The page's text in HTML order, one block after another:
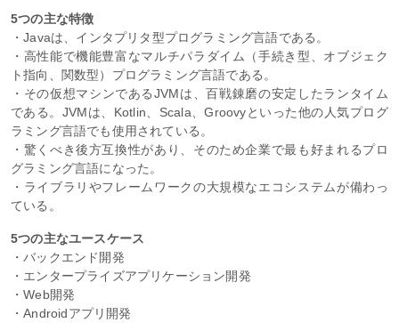
5つの主な特徴
・Javaは、インタプリタ型プログラミング言語である。
・高性能で機能豊富なマルチパラダイム（手続き型、オブジェク
ト指向、関数型）プログラミング言語である。
・その仮想マシンであるJVMは、百戦錬磨の安定したランタイム
である。JVMは、Kotlin、Scala、Groovyといった他の人気プログ
ラミング言語でも使用されている。
・驚くべき後方互換性があり、そのため企業で最も好まれるプロ
グラミング言語になった。
・ライブラリやフレームワークの大規模なエコシステムが備わっ
ている。
5つの主なユースケース
・バックエンド開発
・エンタープライズアプリケーション開発
・Web開発
・Androidアプリ開発